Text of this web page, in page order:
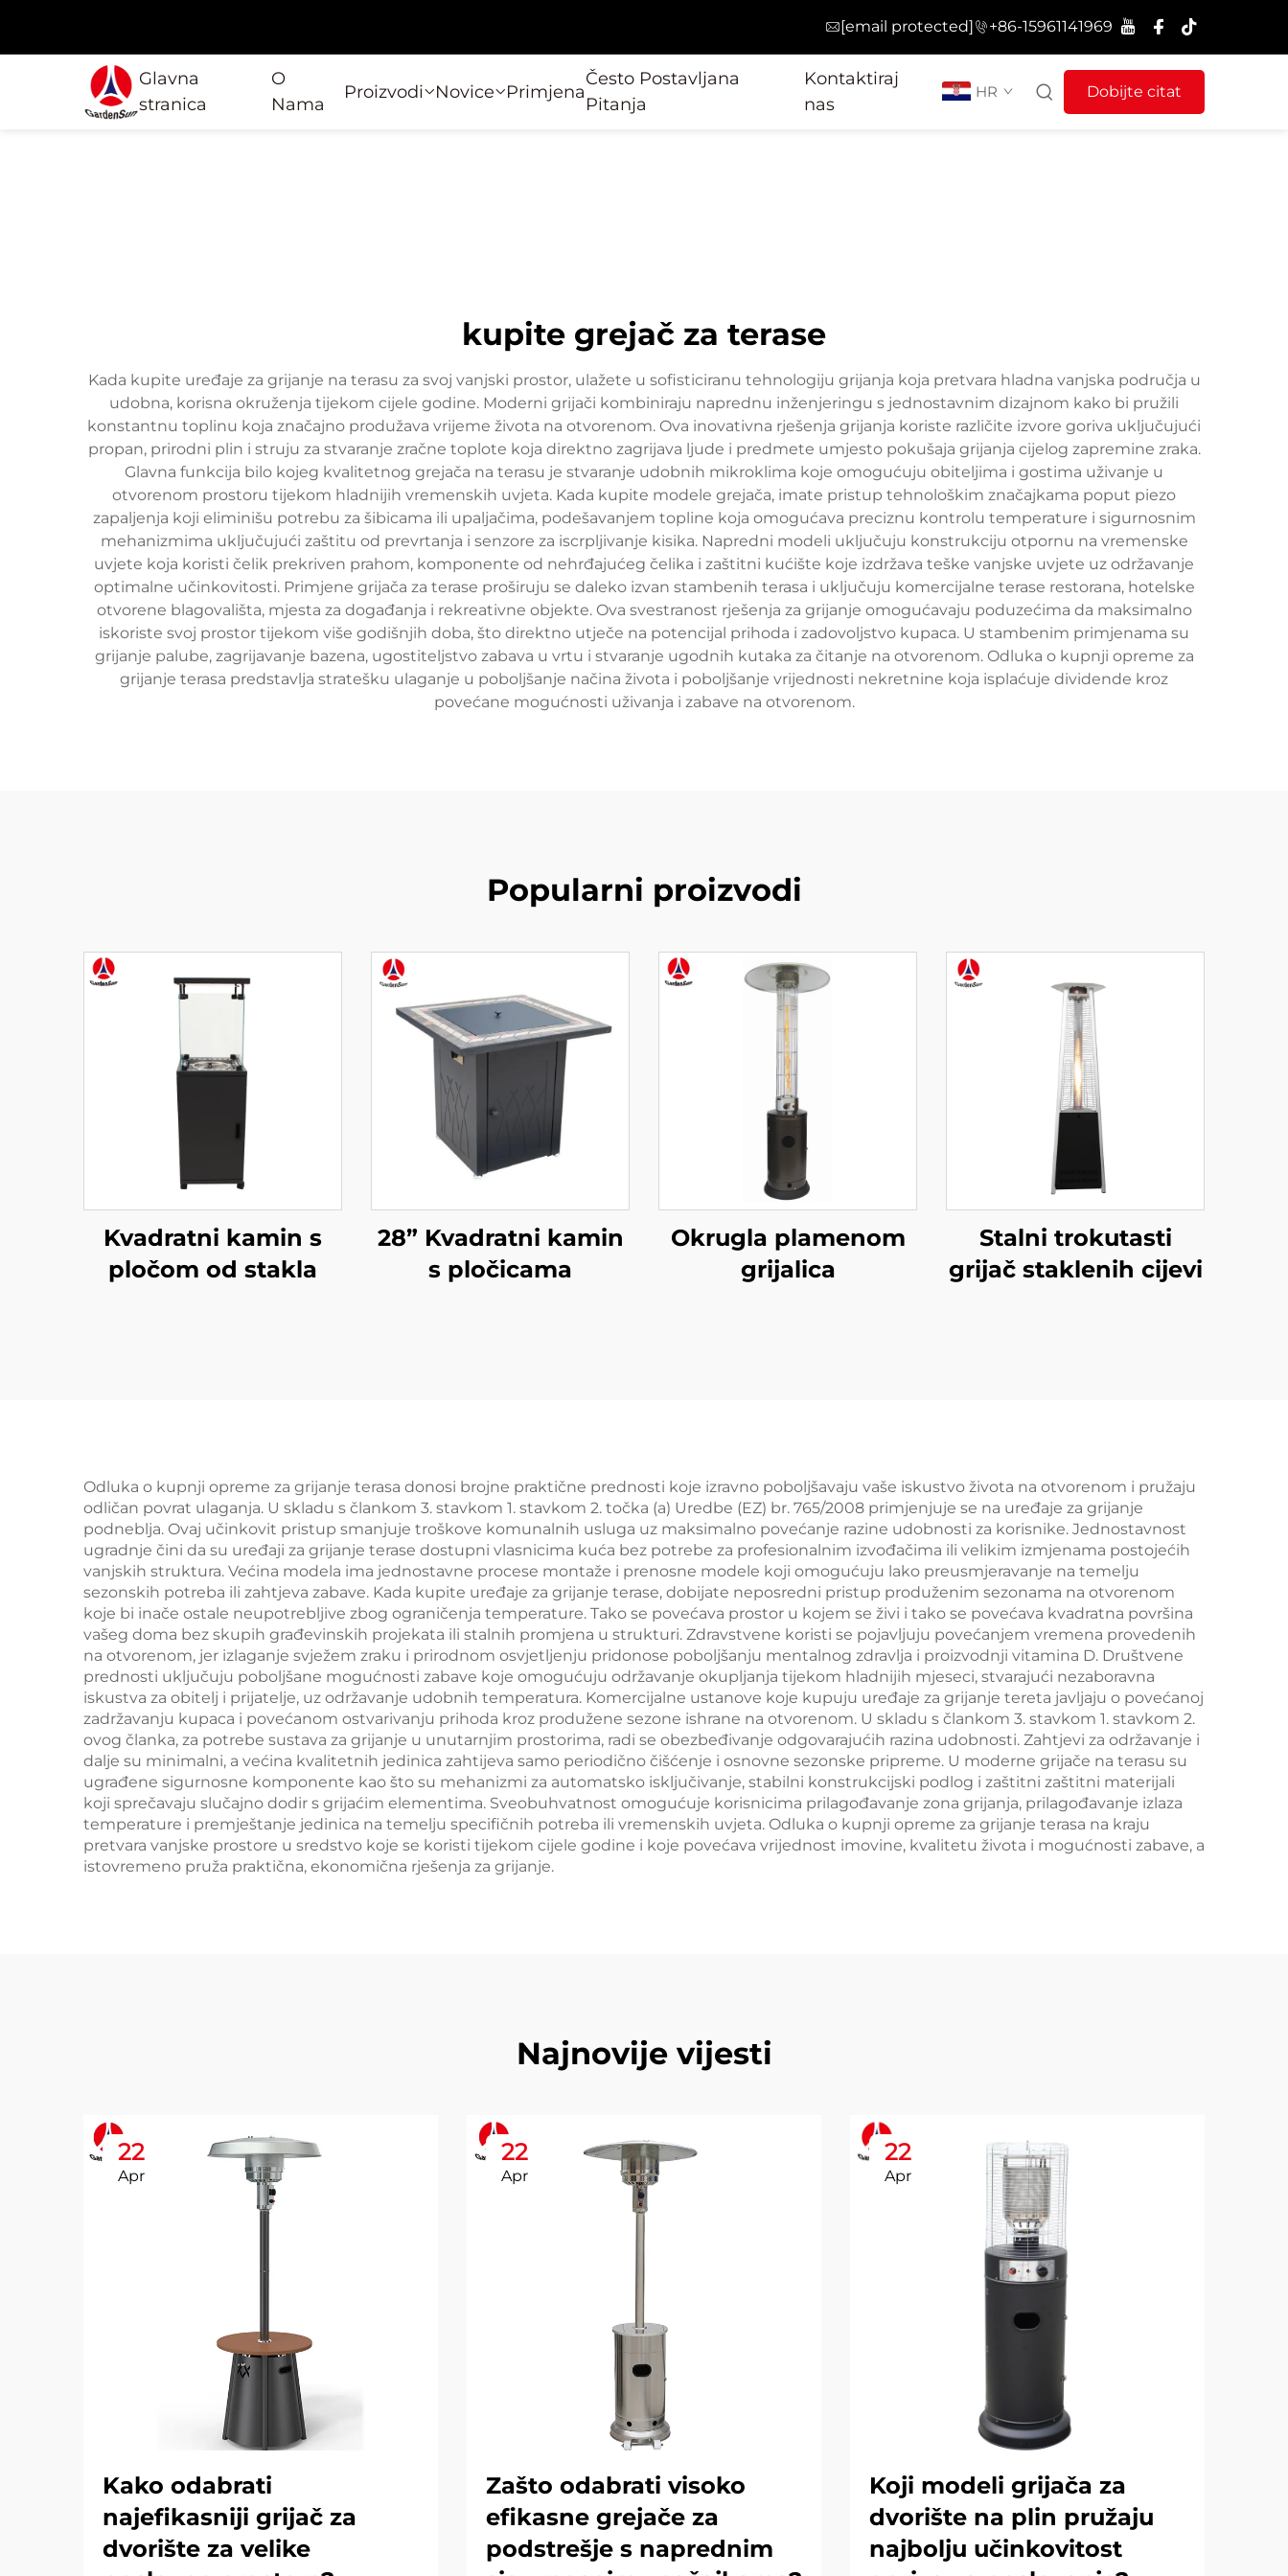
[email protected] +86-15961141969
Glavna
stranica
O
Nama
Proizvodi Novice Primjena
Često Postavljana
Pitanja
Kontaktiraj
nas
HR Dobijte citat
kupite grejač za terase
Kada kupite uređaje za grijanje na terasu za svoj vanjski prostor, ulažete u sofisticiranu tehnologiju grijanja koja pretvara hladna vanjska područja u
udobna, korisna okruženja tijekom cijele godine. Moderni grijači kombiniraju naprednu inženjeringu s jednostavnim dizajnom kako bi pružili
konstantnu toplinu koja značajno produžava vrijeme života na otvorenom. Ova inovativna rješenja grijanja koriste različite izvore goriva uključujući
propan, prirodni plin i struju za stvaranje zračne toplote koja direktno zagrijava ljude i predmete umjesto pokušaja grijanja cijelog zapremine zraka.
Glavna funkcija bilo kojeg kvalitetnog grejača na terasu je stvaranje udobnih mikroklima koje omogućuju obiteljima i gostima uživanje u
otvorenom prostoru tijekom hladnijih vremenskih uvjeta. Kada kupite modele grejača, imate pristup tehnološkim značajkama poput piezo
zapaljenja koji eliminišu potrebu za šibicama ili upaljačima, podešavanjem topline koja omogućava preciznu kontrolu temperature i sigurnosnim
mehanizmima uključujući zaštitu od prevrtanja i senzore za iscrpljivanje kisika. Napredni modeli uključuju konstrukciju otpornu na vremenske
uvjete koja koristi čelik prekriven prahom, komponente od nehrđajućeg čelika i zaštitni kućište koje izdržava teške vanjske uvjete uz održavanje
optimalne učinkovitosti. Primjene grijača za terase proširuju se daleko izvan stambenih terasa i uključuju komercijalne terase restorana, hotelske
otvorene blagovališta, mjesta za događanja i rekreativne objekte. Ova svestranost rješenja za grijanje omogućavaju poduzećima da maksimalno
iskoriste svoj prostor tijekom više godišnjih doba, što direktno utječe na potencijal prihoda i zadovoljstvo kupaca. U stambenim primjenama su
grijanje palube, zagrijavanje bazena, ugostiteljstvo zabava u vrtu i stvaranje ugodnih kutaka za čitanje na otvorenom. Odluka o kupnji opreme za
grijanje terasa predstavlja stratešku ulaganje u poboljšanje načina života i poboljšanje vrijednosti nekretnine koja isplaćuje dividende kroz
povećane mogućnosti uživanja i zabave na otvorenom.
Popularni proizvodi
Kvadratni kamin s
pločom od stakla
28” Kvadratni kamin
s pločicama
Okrugla plamenom
grijalica
Stalni trokutasti
grijač staklenih cijevi
Odluka o kupnji opreme za grijanje terasa donosi brojne praktične prednosti koje izravno poboljšavaju vaše iskustvo života na otvorenom i pružaju
odličan povrat ulaganja. U skladu s člankom 3. stavkom 1. stavkom 2. točka (a) Uredbe (EZ) br. 765/2008 primjenjuje se na uređaje za grijanje
podneblja. Ovaj učinkovit pristup smanjuje troškove komunalnih usluga uz maksimalno povećanje razine udobnosti za korisnike. Jednostavnost
ugradnje čini da su uređaji za grijanje terase dostupni vlasnicima kuća bez potrebe za profesionalnim izvođačima ili velikim izmjenama postojećih
vanjskih struktura. Većina modela ima jednostavne procese montaže i prenosne modele koji omogućuju lako preusmjeravanje na temelju
sezonskih potreba ili zahtjeva zabave. Kada kupite uređaje za grijanje terase, dobijate neposredni pristup produženim sezonama na otvorenom
koje bi inače ostale neupotrebljive zbog ograničenja temperature. Tako se povećava prostor u kojem se živi i tako se povećava kvadratna površina
vašeg doma bez skupih građevinskih projekata ili stalnih promjena u strukturi. Zdravstvene koristi se pojavljuju povećanjem vremena provedenih
na otvorenom, jer izlaganje svježem zraku i prirodnom osvjetljenju pridonose poboljšanju mentalnog zdravlja i proizvodnji vitamina D. Društvene
prednosti uključuju poboljšane mogućnosti zabave koje omogućuju održavanje okupljanja tijekom hladnijih mjeseci, stvarajući nezaboravna
iskustva za obitelj i prijatelje, uz održavanje udobnih temperatura. Komercijalne ustanove koje kupuju uređaje za grijanje tereta javljaju o povećanoj
zadržavanju kupaca i povećanom ostvarivanju prihoda kroz produžene sezone ishrane na otvorenom. U skladu s člankom 3. stavkom 1. stavkom 2.
ovog članka, za potrebe sustava za grijanje u unutarnjim prostorima, radi se obezbeđivanje odgovarajućih razina udobnosti. Zahtjevi za održavanje i
dalje su minimalni, a većina kvalitetnih jedinica zahtijeva samo periodično čišćenje i osnovne sezonske pripreme. U moderne grijače na terasu su
ugrađene sigurnosne komponente kao što su mehanizmi za automatsko isključivanje, stabilni konstrukcijski podlog i zaštitni zaštitni materijali
koji sprečavaju slučajno dodir s grijaćim elementima. Sveobuhvatnost omogućuje korisnicima prilagođavanje zona grijanja, prilagođavanje izlaza
temperature i premještanje jedinica na temelju specifičnih potreba ili vremenskih uvjeta. Odluka o kupnji opreme za grijanje terasa na kraju
pretvara vanjske prostore u sredstvo koje se koristi tijekom cijele godine i koje povećava vrijednost imovine, kvalitetu života i mogućnosti zabave, a
istovremeno pruža praktična, ekonomična rješenja za grijanje.
Najnovije vijesti
22
Apr
Kako odabrati
najefikasniji grijač za
dvorište za velike
22
Apr
Zašto odabrati visoko
efikasne grejače za
podstrešje s naprednim
22
Apr
Koji modeli grijača za
dvorište na plin pružaju
najbolju učinkovitost